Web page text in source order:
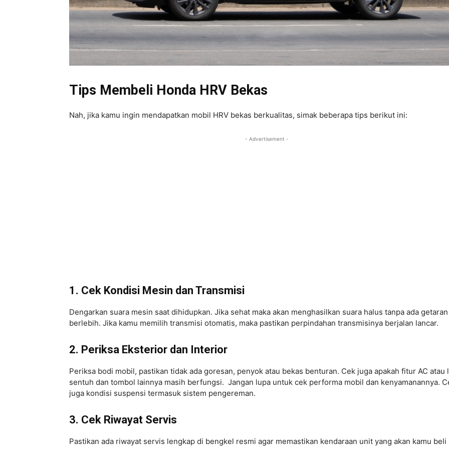
Tips Membeli Honda HRV Bekas
Nah, jika kamu ingin mendapatkan mobil HRV bekas berkualitas, simak beberapa tips berikut ini:
- Advertisement -
1. Cek Kondisi Mesin dan Transmisi
Dengarkan suara mesin saat dihidupkan. Jika sehat maka akan menghasilkan suara halus tanpa ada getaran
berlebih. Jika kamu memilih transmisi otomatis, maka pastikan perpindahan transmisinya berjalan lancar.
2. Periksa Eksterior dan Interior
Periksa bodi mobil, pastikan tidak ada goresan, penyok atau bekas benturan. Cek juga apakah fitur AC atau
sentuh dan tombol lainnya masih berfungsi. Jangan lupa untuk cek performa mobil dan kenyamanannya.
juga kondisi suspensi termasuk sistem pengereman.
3. Cek Riwayat Servis
Pastikan ada riwayat servis lengkap di bengkel resmi agar memastikan kendaraan unit yang akan kamu beli